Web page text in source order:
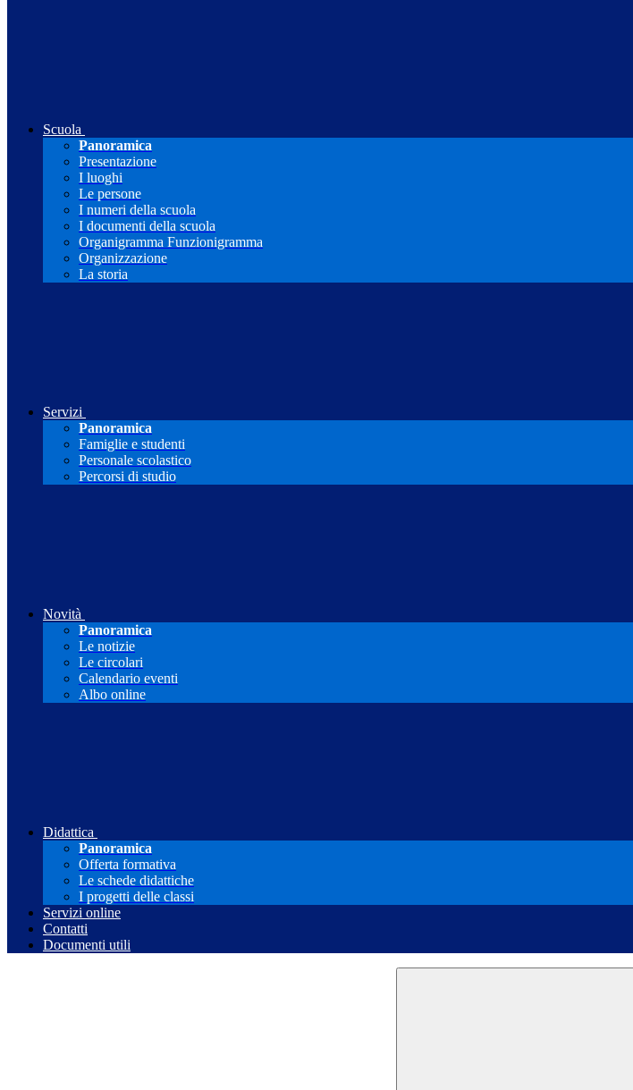
Scuola
Panoramica
Presentazione
I luoghi
Le persone
I numeri della scuola
I documenti della scuola
Organigramma Funzionigramma
Organizzazione
La storia
Servizi
Panoramica
Famiglie e studenti
Personale scolastico
Percorsi di studio
Novità
Panoramica
Le notizie
Le circolari
Calendario eventi
Albo online
Didattica
Panoramica
Offerta formativa
Le schede didattiche
I progetti delle classi
Servizi online
Contatti
Documenti utili